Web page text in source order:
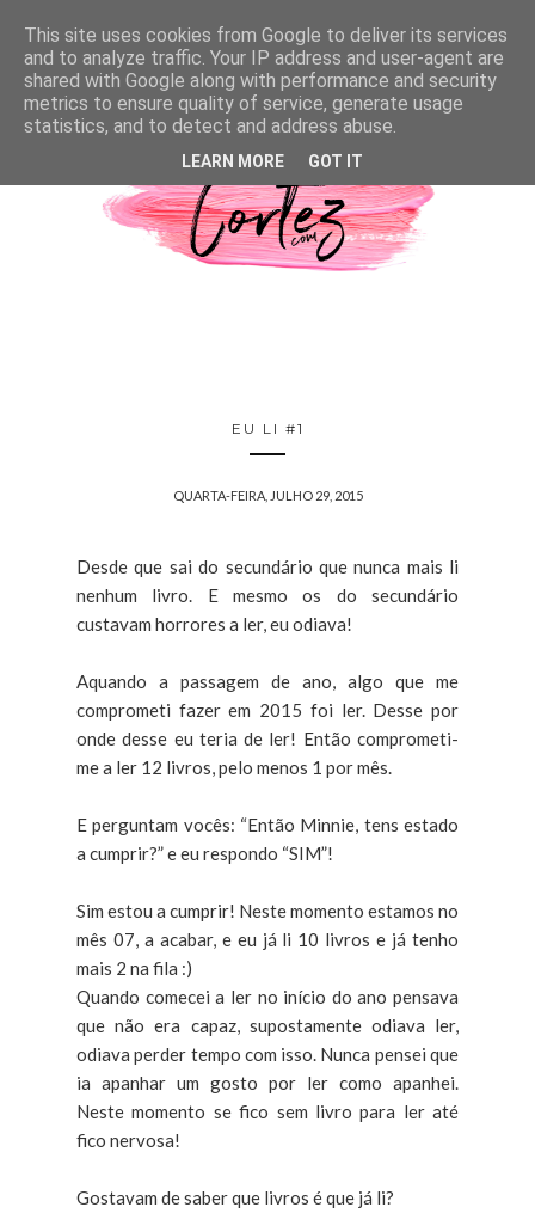
EU LI #1
QUARTA-FEIRA, JULHO 29, 2015
Desde que sai do secundário que nunca mais li
nenhum livro. E mesmo os do secundário
custavam horrores a ler, eu odiava!
Aquando a passagem de ano, algo que me
comprometi fazer em 2015 foi ler. Desse por
onde desse eu teria de ler! Então comprometi-
me a ler 12 livros, pelo menos 1 por mês.
E perguntam vocês: “Então Minnie, tens estado
a cumprir?” e eu respondo “SIM”!
Sim estou a cumprir! Neste momento estamos no
mês 07, a acabar, e eu já li 10 livros e já tenho
mais 2 na fila :)
Quando comecei a ler no início do ano pensava
que não era capaz, supostamente odiava ler,
odiava perder tempo com isso. Nunca pensei que
ia apanhar um gosto por ler como apanhei.
Neste momento se fico sem livro para ler até
fico nervosa!
Gostavam de saber que livros é que já li?
This site uses cookies from Google to deliver its services
and to analyze traffic. Your IP address and user-agent are
shared with Google along with performance and security
metrics to ensure quality of service, generate usage
statistics, and to detect and address abuse.
LEARN MORE GOT IT